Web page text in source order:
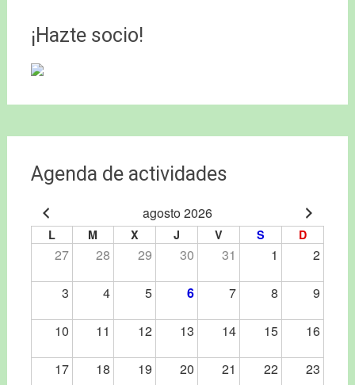
¡Hazte socio!
Agenda de actividades
agosto 2026
L M X J V S D
27 28 29 30 31 1 2
3 4 5 6 7 8 9
10 11 12 13 14 15 16
17 18 19 20 21 22 23